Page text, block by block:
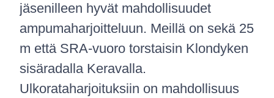
jäsenilleen hyvät mahdollisuudet
ampumaharjoitteluun. Meillä on sekä 25
m että SRA-vuoro torstaisin Klondyken
sisäradalla Keravalla.
Ulkorataharjoituksiin on mahdollisuus